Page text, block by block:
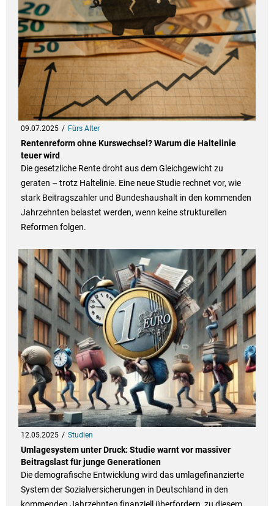
09.07.2025 Fürs Alter
Rentenreform ohne Kurswechsel? Warum die Haltelinie
teuer wird
Die gesetzliche Rente droht aus dem Gleichgewicht zu
geraten – trotz Haltelinie. Eine neue Studie rechnet vor, wie
stark Beitragszahler und Bundeshaushalt in den kommenden
Jahrzehnten belastet werden, wenn keine strukturellen
Reformen folgen.
12.05.2025 Studien
Umlagesystem unter Druck: Studie warnt vor massiver
Beitragslast für junge Generationen
Die demografische Entwicklung wird das umlagefinanzierte
System der Sozialversicherungen in Deutschland in den